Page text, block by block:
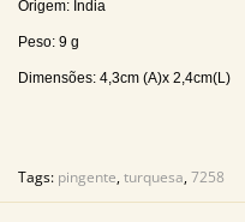
Origem: India
Peso: 9 g
Dimensões: 4,3cm (A)x 2,4cm(L)
Tags: pingente,turquesa,7258